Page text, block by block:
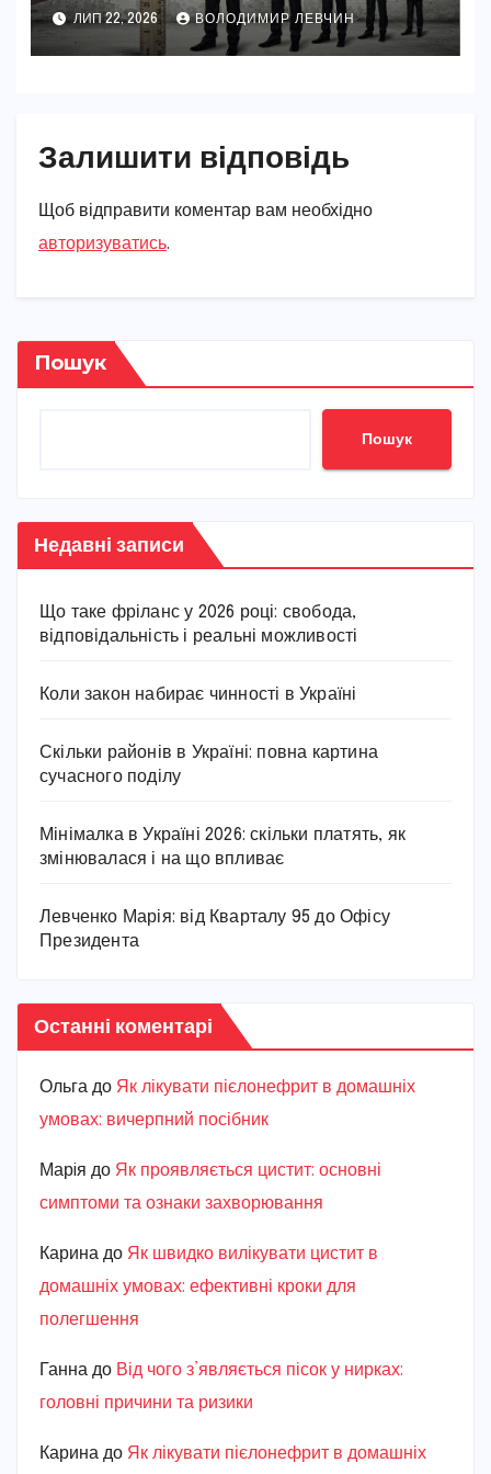
реальність 2026
ЛИП 22, 2026 ВОЛОДИМИР ЛЕВЧИН
Залишити відповідь
Щоб відправити коментар вам необхідно
авторизуватись.
Пошук
Пошук
Недавні записи
Що таке фріланс у 2026 році: свобода,
відповідальність і реальні можливості
Коли закон набирає чинності в Україні
Скільки районів в Україні: повна картина
сучасного поділу
Мінімалка в Україні 2026: скільки платять, як
змінювалася і на що впливає
Левченко Марія: від Кварталу 95 до Офісу
Президента
Останні коментарі
Ольга до Як лікувати пієлонефрит в домашніх
умовах: вичерпний посібник
Марiя до Як проявляється цистит: основні
симптоми та ознаки захворювання
Карина до Як швидко вилікувати цистит в
домашніх умовах: ефективні кроки для
полегшення
Ганна до Від чого з’являється пісок у нирках:
головні причини та ризики
Карина до Як лікувати пієлонефрит в домашніх